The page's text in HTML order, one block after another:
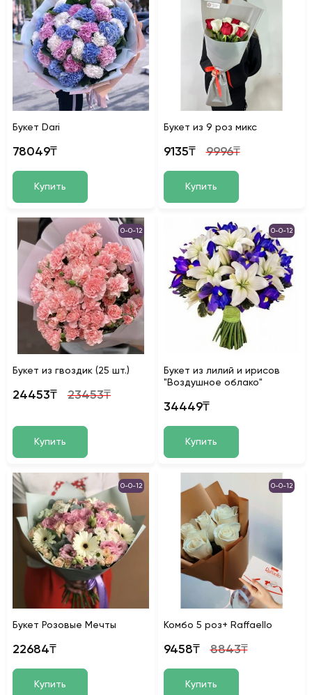
Букет Dari
78049₸
Купить
Букет из 9 роз микс
9135₸ 9996₸
Купить
0-0-12
Букет из гвоздик (25 шт.)
24453₸ 23453₸
Купить
0-0-12
Букет из лилий и ирисов
"Воздушное облако"
34449₸
Купить
0-0-12
Букет Розовые Мечты
22684₸
Купить
0-0-12
Комбо 5 роз+ Raffaello
9458₸ 8843₸
Купить